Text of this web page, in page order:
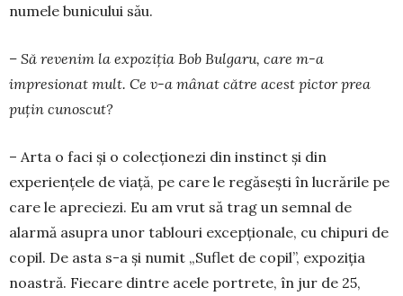
numele bunicului său.
– Să revenim la expoziția Bob Bulgaru, care m-a
impresionat mult. Ce v-a mânat către acest pictor prea
puțin cunoscut?
– Arta o faci și o colecționezi din instinct și din
experiențele de viață, pe care le regăsești în lucră­rile pe
care le apreciezi. Eu am vrut să trag un sem­­nal de
alarmă asupra unor tablouri excepțio­nale, cu chipuri de
copil. De asta s-a și numit „Su­flet de copil”, expoziția
noastră. Fiecare dintre ace­­le portrete, în jur de 25,